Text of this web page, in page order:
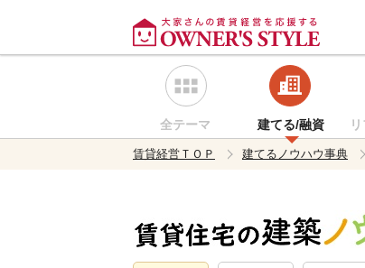
全テーマ 建てる/融資
賃貸経営ＴＯＰ 建てるノウハウ事典